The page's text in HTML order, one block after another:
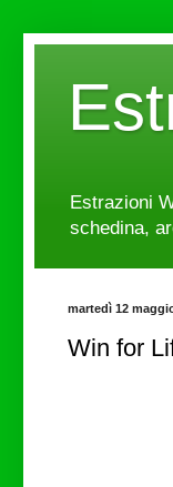
Estrazioni
schedina,
martedì 12
Win for